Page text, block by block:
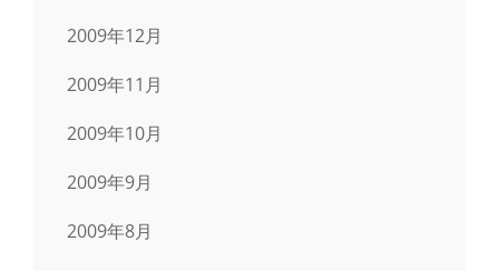
2009年12月
2009年11月
2009年10月
2009年9月
2009年8月